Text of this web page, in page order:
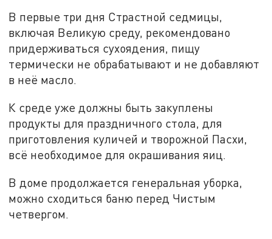
В первые три дня Страстной седмицы,
включая Великую среду, рекомендовано
придерживаться сухоядения, пищу
термически не обрабатывают и не добавляют
в неё масло.
К среде уже должны быть закуплены
продукты для праздничного стола, для
приготовления куличей и творожной Пасхи,
всё необходимое для окрашивания яиц.
В доме продолжается генеральная уборка,
можно сходиться баню перед Чистым
четвергом.